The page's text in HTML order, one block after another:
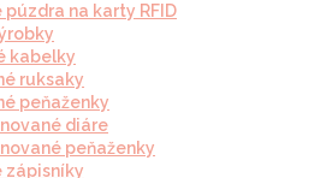
púzdra na karty RFID
kabelky
ruksaky
peňaženky
diáre
peňaženky
zápisníky